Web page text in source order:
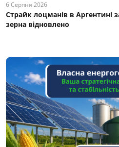
6 Серпня 2026
Страйк лоцманів в Аргентині
зерна відновлено